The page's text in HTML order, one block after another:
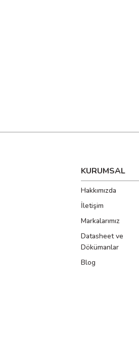
KURUMSAL
Hakkımızda
İletişim
Markalarımız
Datasheet ve
Dökümanlar
Blog